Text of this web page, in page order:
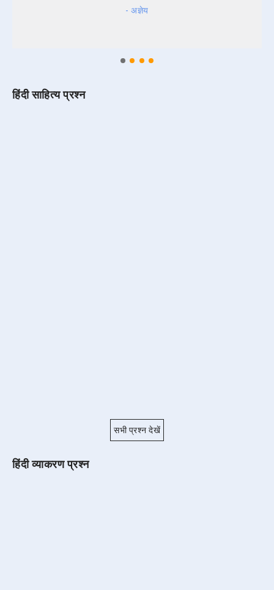
- अज्ञेय
हिंदी साहित्य प्रश्न
सभी प्रश्न देखें
हिंदी व्याकरण प्रश्न